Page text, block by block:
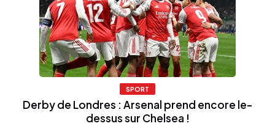
SPORT
Derby de Londres : Arsenal prend encore le-
dessus sur Chelsea !